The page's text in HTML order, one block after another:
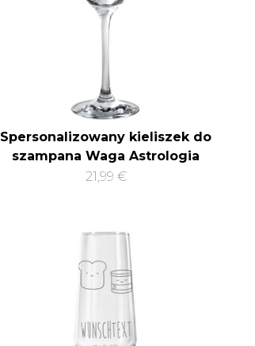
Spersonalizowany kieliszek do
szampana Waga Astrologia
21,99 €